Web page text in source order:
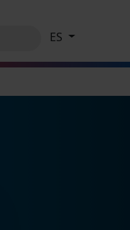
ES